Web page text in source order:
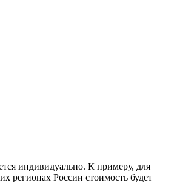
индивидуально. К примеру, для
регионах России стоимость будет